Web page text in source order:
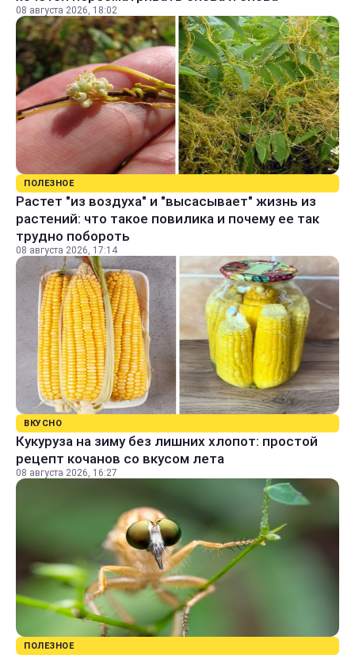
08 августа 2026, 18:02
ПОЛЕЗНОЕ
Растет "из воздуха" и "высасывает" жизнь из
растений: что такое повилика и почему ее так
трудно побороть
08 августа 2026, 17:14
ВКУСНО
Кукуруза на зиму без лишних хлопот: простой
рецепт кочанов со вкусом лета
08 августа 2026, 16:27
ПОЛЕЗНОЕ